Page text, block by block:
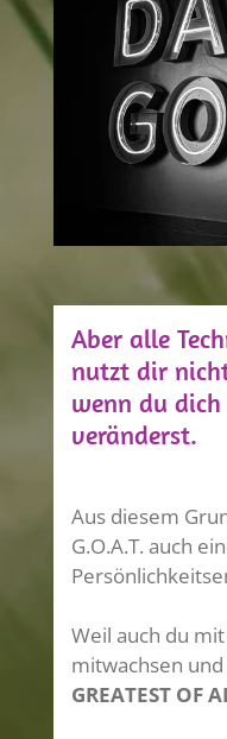
Aber alle
nutzt dir
wenn du
veränderst.
Aus diesem
G.O.A.T. auch
Weil auch du
mitwachsen
GREATEST OF